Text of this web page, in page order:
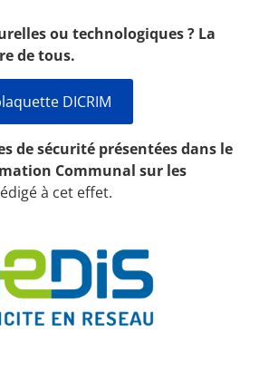
ou technologiques ? La
de tous.
DICRIM
de sécurité présentées dans le
Communal sur les
à cet effet.